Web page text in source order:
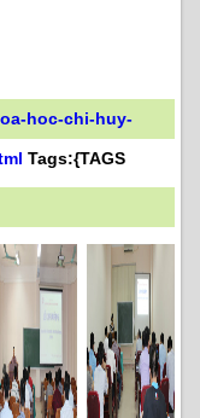
hoc-chi-huy-
Tags:{TAGS